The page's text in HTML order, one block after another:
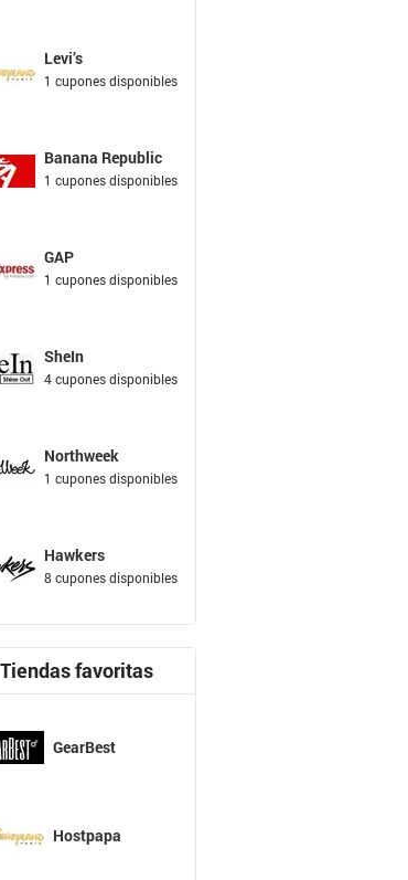
Levi’s
1 cupones disponibles
Banana Republic
1 cupones disponibles
GAP
1 cupones disponibles
SheIn
4 cupones disponibles
Northweek
1 cupones disponibles
Hawkers
8 cupones disponibles
Tiendas favoritas
GearBest
Hostpapa